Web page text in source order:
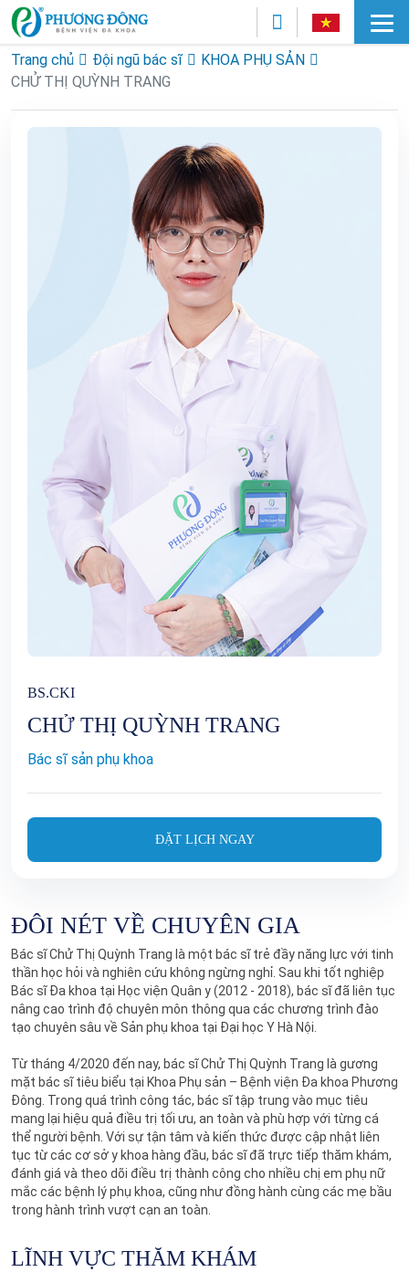
Trang chủ Đội ngũ bác sĩ
KHOA PHỤ SẢN
CHỬ THỊ QUỲNH TRANG
BS.CKI
CHỬ THỊ QUỲNH TRANG
Bác sĩ sản phụ khoa
ĐẶT LỊCH NGAY
ĐÔI NÉT VỀ CHUYÊN GIA
Bác sĩ Chử Thị Quỳnh Trang là một bác sĩ trẻ đầy năng lực với tinh
thần học hỏi và nghiên cứu không ngừng nghỉ. Sau khi tốt nghiệp
Bác sĩ Đa khoa tại Học viện Quân y (2012 - 2018), bác sĩ đã liên tục
nâng cao trình độ chuyên môn thông qua các chương trình đào
tạo chuyên sâu về Sản phụ khoa tại Đại học Y Hà Nội.
Từ tháng 4/2020 đến nay, bác sĩ Chử Thị Quỳnh Trang là gương
mặt bác sĩ tiêu biểu tại Khoa Phụ sản – Bệnh viện Đa khoa Phương
Đông. Trong quá trình công tác, bác sĩ tập trung vào mục tiêu
mang lại hiệu quả điều trị tối ưu, an toàn và phù hợp với từng cá
thể người bệnh. Với sự tận tâm và kiến thức được cập nhật liên
tục từ các cơ sở y khoa hàng đầu, bác sĩ đã trực tiếp thăm khám,
đánh giá và theo dõi điều trị thành công cho nhiều chị em phụ nữ
mắc các bệnh lý phụ khoa, cũng như đồng hành cùng các mẹ bầu
trong hành trình vượt cạn an toàn.
LĨNH VỰC THĂM KHÁM